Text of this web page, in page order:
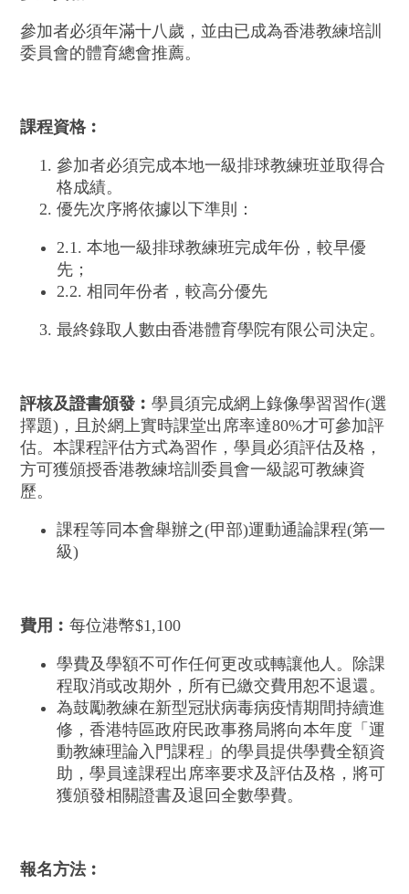
參加者必須年滿十八歲，並由已成為香港教練培訓
委員會的體育總會推薦。
課程資格︰
參加者必須完成本地一級排球教練班並取得合
格成績。
優先次序將依據以下準則：
2.1. 本地一級排球教練班完成年份，較早優
先；
2.2. 相同年份者，較高分優先
最終錄取人數由香港體育學院有限公司決定。
評核及證書頒發︰ 學員須完成網上錄像學習習作(選
擇題)，且於網上實時課堂出席率達80%才可參加評
估。本課程評估方式為習作，學員必須評估及格，
方可獲頒授香港教練培訓委員會一級認可教練資
歷。
課程等同本會舉辦之(甲部)運動通論課程(第一
級)
費用︰ 每位港幣$1,100
學費及學額不可作任何更改或轉讓他人。除課
程取消或改期外，所有已繳交費用恕不退還。
為鼓勵教練在新型冠狀病毒病疫情期間持續進
修，香港特區政府民政事務局將向本年度「運
動教練理論入門課程」的學員提供學費全額資
助，學員達課程出席率要求及評估及格，將可
獲頒發相關證書及退回全數學費。
報名方法︰